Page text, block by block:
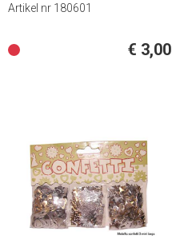
Artikel nr 180601
€ 3,00